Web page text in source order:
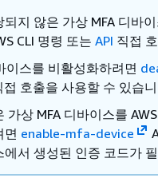
지 않은 가상 MFA 디바
CLI 명령 또는 API 직접
이스를 비활성화하려면
접 호출을 사용할 수 있습
가상 MFA 디바이스를
면 enable-mfa-device
에서 생성된 인증 코드가